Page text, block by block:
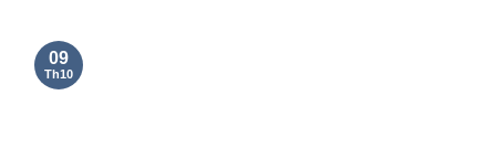
09
Th10